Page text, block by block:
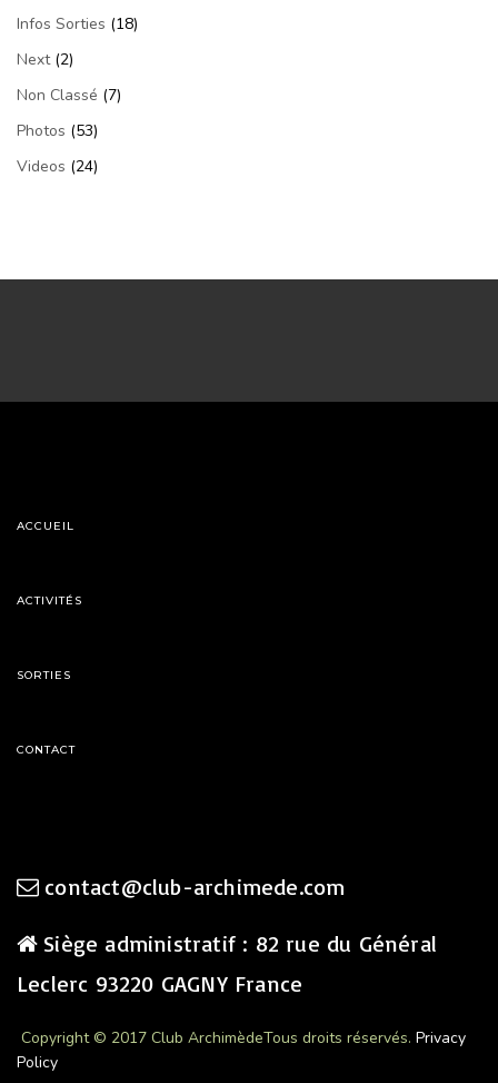
Infos Sorties (18)
Next(2)
Non Classé (7)
Photos (53)
Videos (24)
ACCUEIL
ACTIVITÉS
SORTIES
CONTACT
contact@club-archimede.com
Siège administratif : 82 rue du Général
Leclerc 93220 GAGNY France
Copyright © 2017 Club ArchimèdeTous droits réservés. Privacy
Policy